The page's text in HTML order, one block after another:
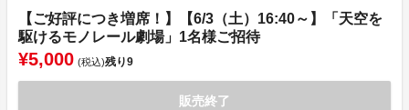
【ご好評につき増席！】【6/3（土）16:40～】「天空を
駆けるモノレール劇場」1名様ご招待
¥5,000 (税込)残り9
販売終了